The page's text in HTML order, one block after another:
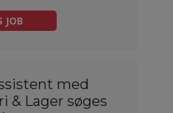
JOB
med
& Lager søges